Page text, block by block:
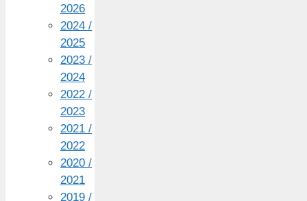
2026
2024 /
2025
2023 /
2024
2022 /
2023
2021 /
2022
2020 /
2021
2019 /